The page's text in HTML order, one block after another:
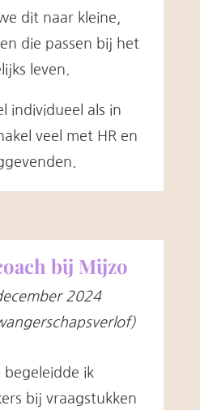
dit naar kleine,
die passen bij het
leven.
individueel als in
veel met HR en
bij Mijzo
2024
begeleidde ik
bij vraagstukken